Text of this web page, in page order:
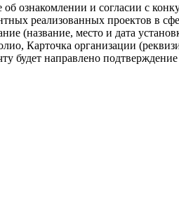
ознакомлении и согласии с
реализованных проектов в
(название, место и дата
Карточка организации
будет направлено